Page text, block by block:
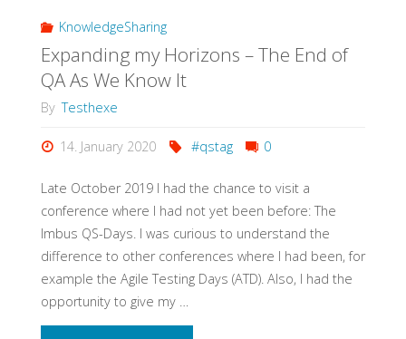
KnowledgeSharing
Expanding my Horizons – The End of
QA As We Know It
By Testhexe
14. January 2020 #qstag 0
Late October 2019 I had the chance to visit a
conference where I had not yet been before: The
Imbus QS-Days. I was curious to understand the
difference to other conferences where I had been, for
example the Agile Testing Days (ATD). Also, I had the
opportunity to give my …